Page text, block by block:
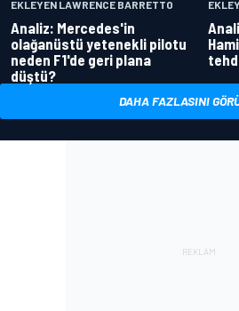
EKLEYEN LAWRENCE BARRETTO
Analiz: Mercedes'in
olağanüstü yetenekli pilotu
neden F1'de geri plana
düştü?
DAHA FAZLASINI